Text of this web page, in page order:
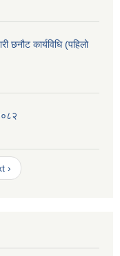
छनौट कार्यविधि (पहिलो
›